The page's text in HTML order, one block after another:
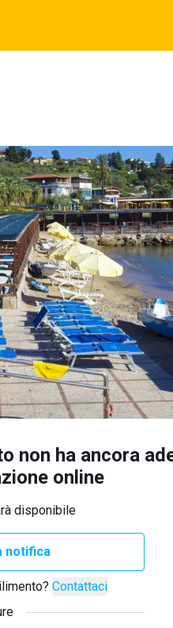
non ha ancora
online
disponibile
notifica
Contattaci